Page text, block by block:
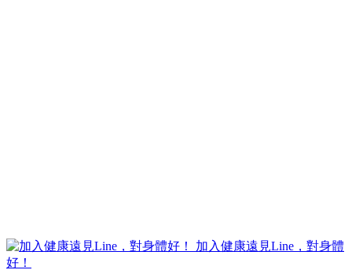
加入健康遠見Line，對身體
好！